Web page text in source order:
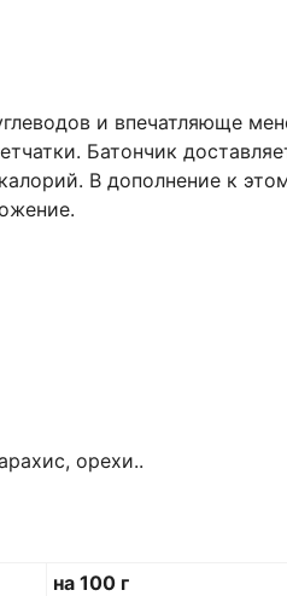
и впечатляюще
Батончик
В дополнение к
орехи..
на 100 г